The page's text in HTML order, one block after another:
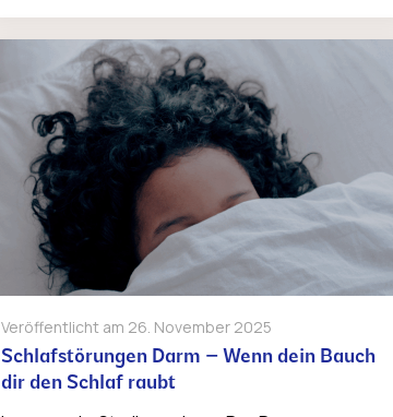
Veröffentlicht am 26. November 2025
Schlafstörungen Darm – Wenn dein Bauch
dir den Schlaf raubt